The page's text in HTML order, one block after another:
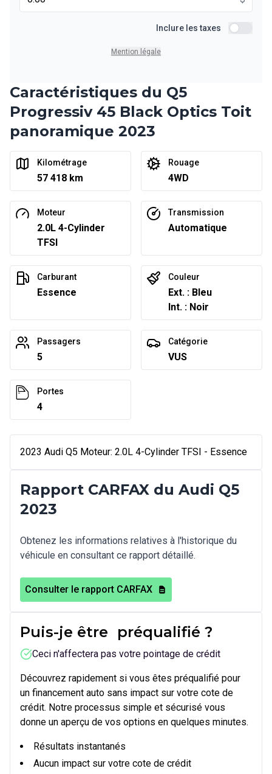
Financement sur 36 mois
299 $/Sem.
Financement sur 24 mois
Financement sur 24 mois
0.00 $ d'acompte • 6.99%
À partir de :
434$/Sem.
Inclure les taxes
Inclure
Mention légale
Caractéristiques du Q5
Progressiv 45 Black Optics Toit
panoramique 2023
Kilométrage
57 418 km
Rouage
4WD
Moteur
2.0L 4-Cylinder
TFSI
Transmission
Automatique
Carburant
Essence
Couleur
Ext. : Bleu
Int. : Noir
Passagers
5
Catégorie
VUS
Portes
4
2023 Audi Q5 Moteur: 2.0L 4-Cylinder TFSI - Essence
Rapport CARFAX du Audi Q5
2023
Obtenez les informations relatives à l'historique du
véhicule en consultant ce rapport détaillé.
Consulter le rapport CARFAX
Puis-je être préqualifié ?
Ceci n'affectera pas votre pointage de crédit
Découvrez rapidement si vous êtes préqualifié pour
un financement auto sans impact sur votre cote de
crédit. Notre processus simple et sécurisé vous
donne un aperçu de vos options en quelques minutes.
Résultats instantanés
Aucun impact sur votre cote de crédit